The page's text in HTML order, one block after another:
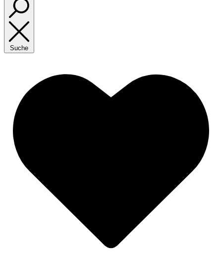
Suche